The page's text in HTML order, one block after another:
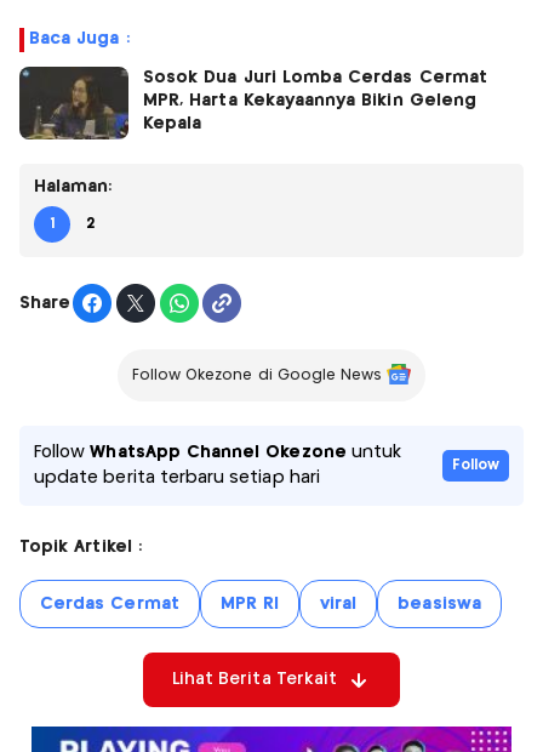
Baca Juga :
Sosok Dua Juri Lomba Cerdas Cermat
MPR, Harta Kekayaannya Bikin Geleng
Kepala
Halaman:
1 2
Share
Follow Okezone di Google News
FollowWhatsApp Channel Okezone untuk
update berita terbaru setiap hari
Follow
Topik Artikel :
Cerdas Cermat MPR RI viral beasiswa
Lihat Berita Terkait